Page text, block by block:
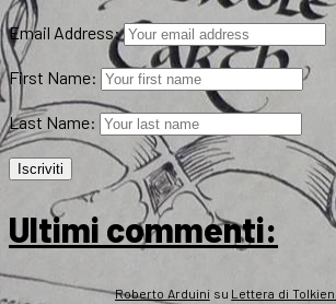
Email Address:
First Name:
Last Name:
Ultimi commenti:
Roberto Arduini su Lettera di